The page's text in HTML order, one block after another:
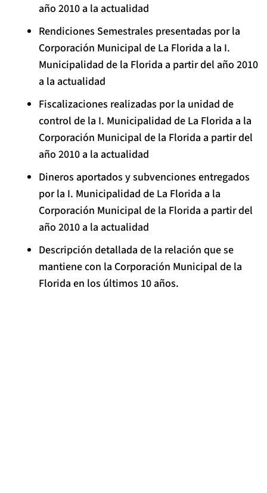
año 2010 a la actualidad
Rendiciones Semestrales presentadas por la
Corporación Municipal de La Florida a la I.
Municipalidad de la Florida a partir del año 2010
a la actualidad
Fiscalizaciones realizadas por la unidad de
control de la I. Municipalidad de La Florida a la
Corporación Municipal de la Florida a partir del
año 2010 a la actualidad
Dineros aportados y subvenciones entregados
por la I. Municipalidad de La Florida a la
Corporación Municipal de la Florida a partir del
año 2010 a la actualidad
Descripción detallada de la relación que se
mantiene con la Corporación Municipal de la
Florida en los últimos 10 años.